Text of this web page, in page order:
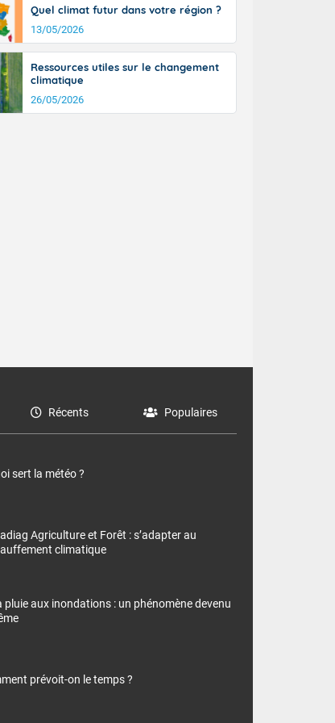
Quel climat futur dans votre région ?
13/05/2026
Ressources utiles sur le changement
climatique
26/05/2026
Récents Populaires
sert la météo ?
Agriculture et Forêt : s’adapter au
climatique
pluie aux inondations : un phénomène devenu
prévoit-on le temps ?